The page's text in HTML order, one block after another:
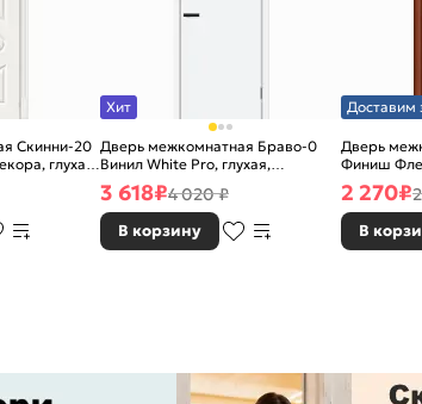
Скинни-20
глухая,
скиновая
Хит
Дверь межкомнатная Браво-0
Винил White Pro, глухая,
каркасно-щитовая
3 618₽4 020 ₽
В корзину
Доставим
Дверь
Финиш
Л-11
каркасно-
2 270₽
В